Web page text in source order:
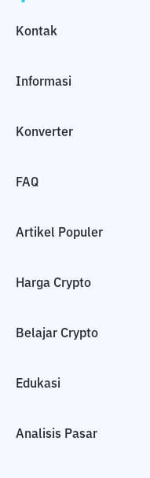
Kontak
Informasi
Konverter
FAQ
Artikel Populer
Harga Crypto
Belajar Crypto
Edukasi
Analisis Pasar